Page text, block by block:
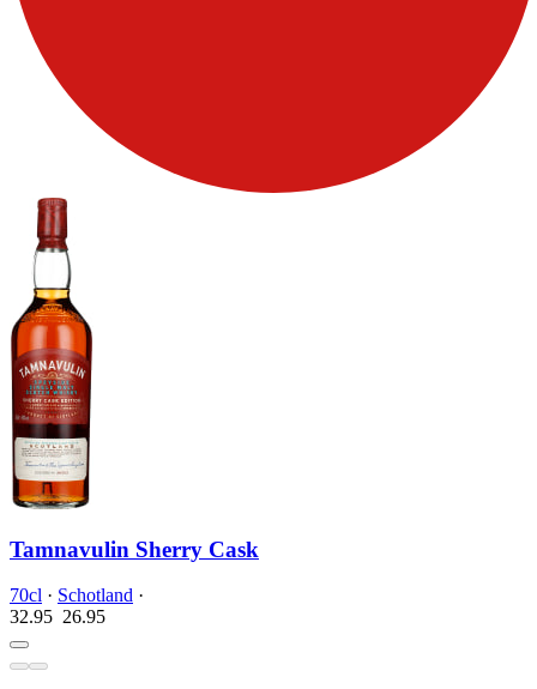
Tamnavulin Sherry Cask
70cl · Schotland ·
32.95 26.95